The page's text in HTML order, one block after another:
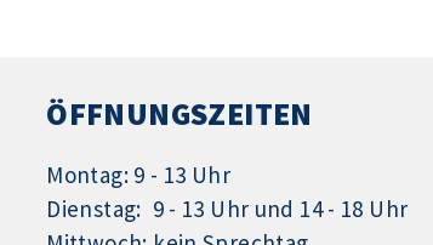
ÖFFNUNGSZEITEN
Montag: 9 - 13 Uhr
Dienstag: 9 - 13 Uhr und 14 - 18 Uhr